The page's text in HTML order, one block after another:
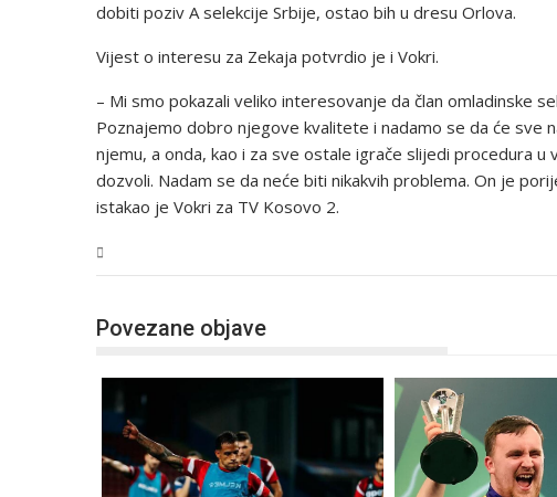
dobiti poziv A selekcije Srbije, ostao bih u dresu Orlova.
Vijest o interesu za Zekaja potvrdio je i Vokri.
– Mi smo pokazali veliko interesovanje da član omladinske
Poznajemo dobro njegove kvalitete i nadamo se da će sve
njemu, a onda, kao i za sve ostale igrače slijedi procedura u
dozvoli. Nadam se da neće biti nikakvih problema. On je
istakao je Vokri za TV Kosovo 2.
Povezane objave